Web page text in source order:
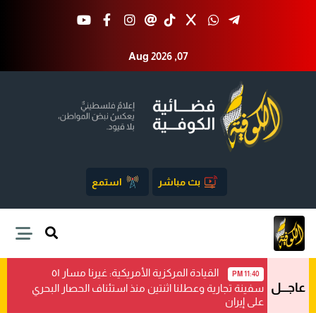
Aug 2026 ,07
بث مباشر استمع
عاجـــل
11:40 PM
القيادة المركزية الأمريكية: غيرنا مسار ٥١
سفينة تجارية وعطلنا اثنتين منذ استئناف الحصار البحري
على إيران